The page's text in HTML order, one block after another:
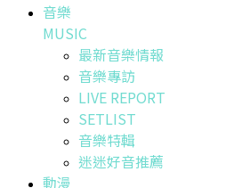
音樂
MUSIC
最新音樂情報
音樂專訪
LIVE REPORT
SETLIST
音樂特輯
迷迷好音推薦
動漫